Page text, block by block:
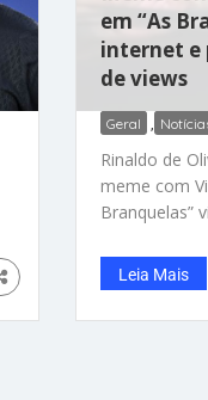
em “As
internet e
de views
Geral ,
Rinaldo de
meme com
Branquelas”
É hilário! –
mesmo! Um
Leia Mais